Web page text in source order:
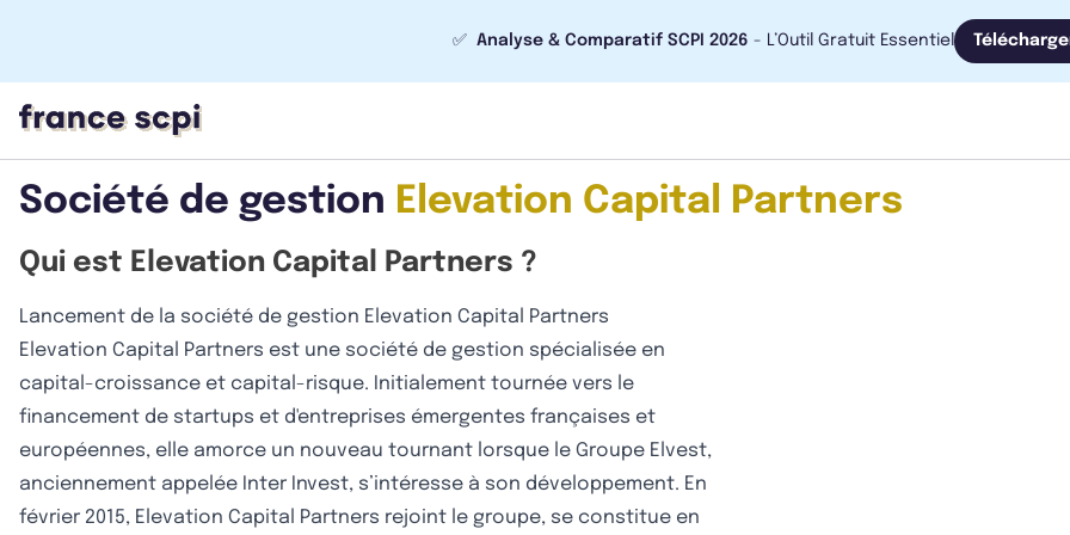
✅ Analyse & Comparatif SCPI 2026 - L’Outil Gratuit Essentiel
Société de gestion Elevation Capital Partners
Qui est Elevation Capital Partners ?
Lancement de la société de gestion Elevation Capital Partners
Elevation Capital Partners est une société de gestion spécialisée en
capital-croissance et capital-risque. Initialement tournée vers le
financement de startups et d'entreprises émergentes françaises et
européennes, elle amorce un nouveau tournant lorsque le Groupe Elvest,
anciennement appelée Inter Invest, s’intéresse à son développement. En
février 2015, Elevation Capital Partners rejoint le groupe, se constitue en